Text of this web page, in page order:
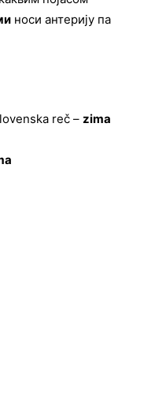
носи антерију па
reč – zima